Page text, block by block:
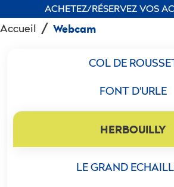
ACHETEZ/RÉSERVEZ VOS
Accueil Webcam
COL DE
FONT D'URLE
HERBOUILLY
LE GRAND